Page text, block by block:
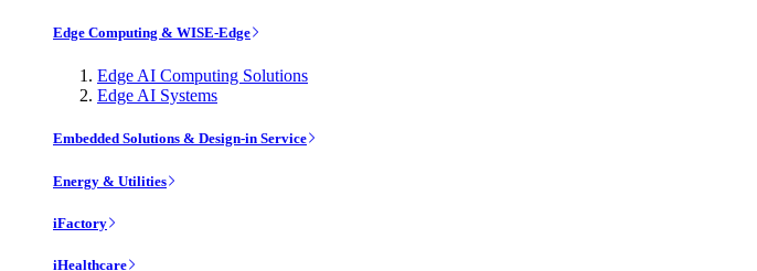
Edge Computing & WISE-Edge
Edge AI Computing Solutions
Edge AI Systems
Embedded Solutions & Design-in Service
Energy & Utilities
iFactory
iHealthcare